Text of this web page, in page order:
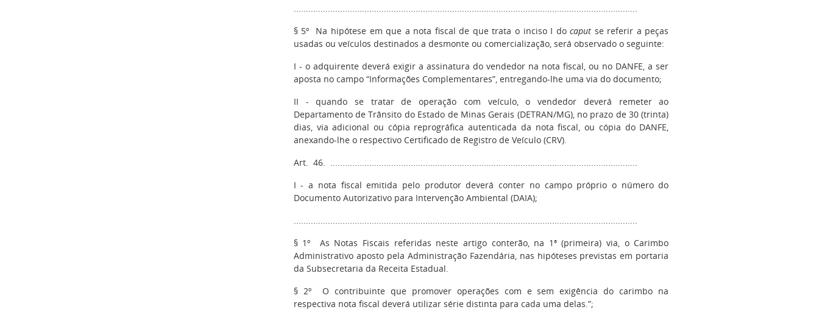
.............................................................................................................................................
§ 5º Na hipótese em que a nota fiscal de que trata o inciso I docaput se referir a peças
usadas ou veículos destinados a desmonte ou comercialização, será observado o seguinte:
I - o adquirente deverá exigir a assinatura do vendedor na nota fiscal, ou no DANFE, a ser
aposta no campo “Informações Complementares”, entregando-lhe uma via do documento;
II - quando se tratar de operação com veículo, o vendedor deverá remeter ao
Departamento de Trânsito do Estado de Minas Gerais (DETRAN/MG), no prazo de 30 (trinta)
dias, via adicional ou cópia reprográfica autenticada da nota fiscal, ou cópia do DANFE,
anexando-lhe o respectivo Certificado de Registro de Veículo (CRV).
Art. 46. ..............................................................................................................................
I - a nota fiscal emitida pelo produtor deverá conter no campo próprio o número do
Documento Autorizativo para Intervenção Ambiental (DAIA);
.............................................................................................................................................
§ 1º As Notas Fiscais referidas neste artigo conterão, na 1ª (primeira) via, o Carimbo
Administrativo aposto pela Administração Fazendária, nas hipóteses previstas em portaria
da Subsecretaria da Receita Estadual.
§ 2º O contribuinte que promover operações com e sem exigência do carimbo na
respectiva nota fiscal deverá utilizar série distinta para cada uma delas.”;